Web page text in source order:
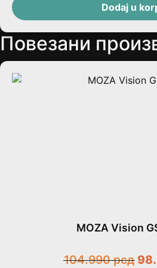
Dodaj u
Повезани
MOZA Vision
104.990рсд